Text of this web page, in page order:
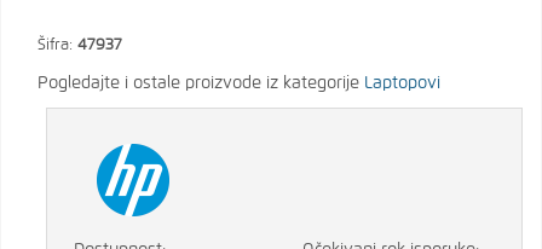
Šifra: 47937
Pogledajte i ostale proizvode iz kategorije Laptopovi